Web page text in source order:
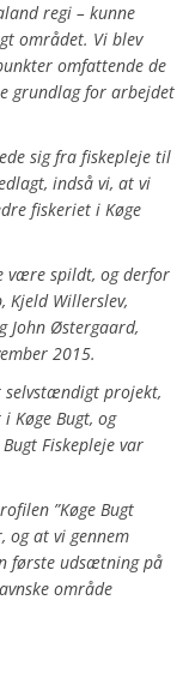
regi – kunne
området. Vi blev
omfattende de
grundlag for arbejdet
sig fra fiskepleje til
indså vi, at vi
fiskeriet i Køge
være spildt, og derfor
Kjeld Willerslev,
John Østergaard,
2015.
selvstændigt projekt,
Køge Bugt, og
Fiskepleje var
”Køge Bugt
og at vi gennem
første udsætning på
område